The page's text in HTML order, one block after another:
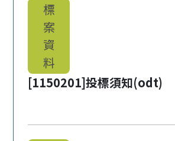
標
案
資
料
[1150201]投標須知(odt)